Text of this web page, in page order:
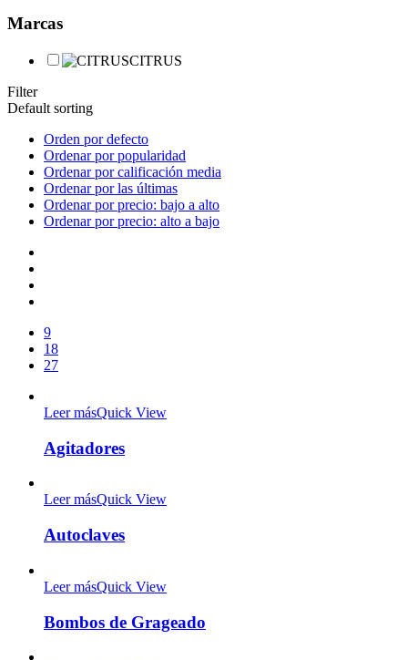
Marcas
CITRUS
Filter
Default sorting
Orden por defecto
Ordenar por popularidad
Ordenar por calificación media
Ordenar por las últimas
Ordenar por precio: bajo a alto
Ordenar por precio: alto a bajo
9
18
27
Leer másQuick View
Agitadores
Leer másQuick View
Autoclaves
Leer másQuick View
Bombos de Grageado